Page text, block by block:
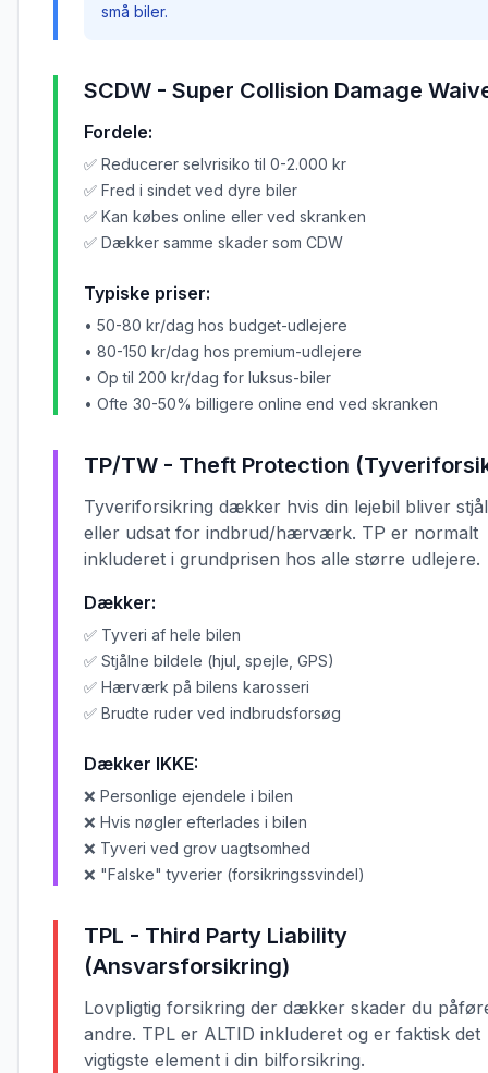
små biler.
SCDW - Super Collision Damage
Fordele:
✅ Reducerer selvrisiko til 0-2.000 kr
✅ Fred i sindet ved dyre biler
✅ Kan købes online eller ved skranken
✅ Dækker samme skader som CDW
Typiske priser:
• 50-80 kr/dag hos budget-udlejere
• 80-150 kr/dag hos premium-udlejere
• Op til 200 kr/dag for luksus-biler
• Ofte 30-50% billigere online end ved skranken
TP/TW - Theft Protection
Tyveriforsikring dækker hvis din lejebil bliver
eller udsat for indbrud/hærværk. TP er normalt
inkluderet i grundprisen hos alle større udlejere.
Dækker:
✅ Tyveri af hele bilen
✅ Stjålne bildele (hjul, spejle, GPS)
✅ Hærværk på bilens karosseri
✅ Brudte ruder ved indbrudsforsøg
Dækker IKKE:
❌ Personlige ejendele i bilen
❌ Hvis nøgler efterlades i bilen
❌ Tyveri ved grov uagtsomhed
❌ "Falske" tyverier (forsikringssvindel)
TPL - Third Party Liability
(Ansvarsforsikring)
Lovpligtig forsikring der dækker skader du
andre. TPL er ALTID inkluderet og er faktisk det
vigtigste element i din bilforsikring.